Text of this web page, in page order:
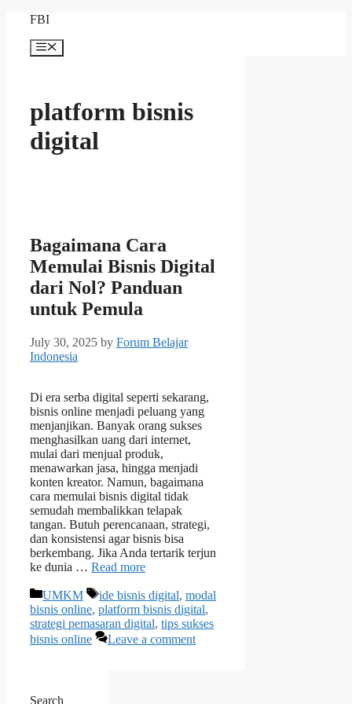
content
FBI
Menu
platform bisnis
digital
Bagaimana Cara
Memulai Bisnis Digital
dari Nol? Panduan
untuk Pemula
July 30, 2025 by Forum Belajar
Indonesia
Di era serba digital seperti sekarang,
bisnis online menjadi peluang yang
menjanjikan. Banyak orang sukses
menghasilkan uang dari internet,
mulai dari menjual produk,
menawarkan jasa, hingga menjadi
konten kreator. Namun, bagaimana
cara memulai bisnis digital tidak
semudah membalikkan telapak
tangan. Butuh perencanaan, strategi,
dan konsistensi agar bisnis bisa
berkembang. Jika Anda tertarik terjun
ke dunia … Read more
Categories
UMKM Tags
ide bisnis digital, modal
bisnis online, platform bisnis digital,
strategi pemasaran digital, tips sukses
bisnis online
Leave a comment
Search